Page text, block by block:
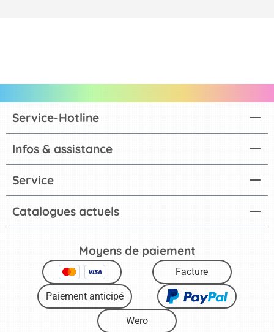
Catalogues actuels
Service-Hotline
Infos & assistance
Service
Moyens de paiement
Facture
Paiement anticipé
Wero